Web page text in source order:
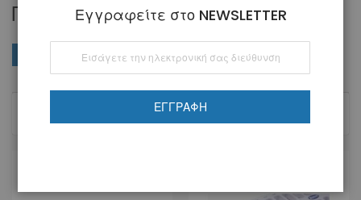
ΠΑΙΔΟΔΟΝΤΊΑΣ
Ταξινόμηση κατά
ΑΓΟΡΆ ΚΑΤΆ
Εγγραφείτε στο NEWSLETTER
Εγγραφή
στο
Ενημερωτικό
ΕΓΓΡΑΦΉ